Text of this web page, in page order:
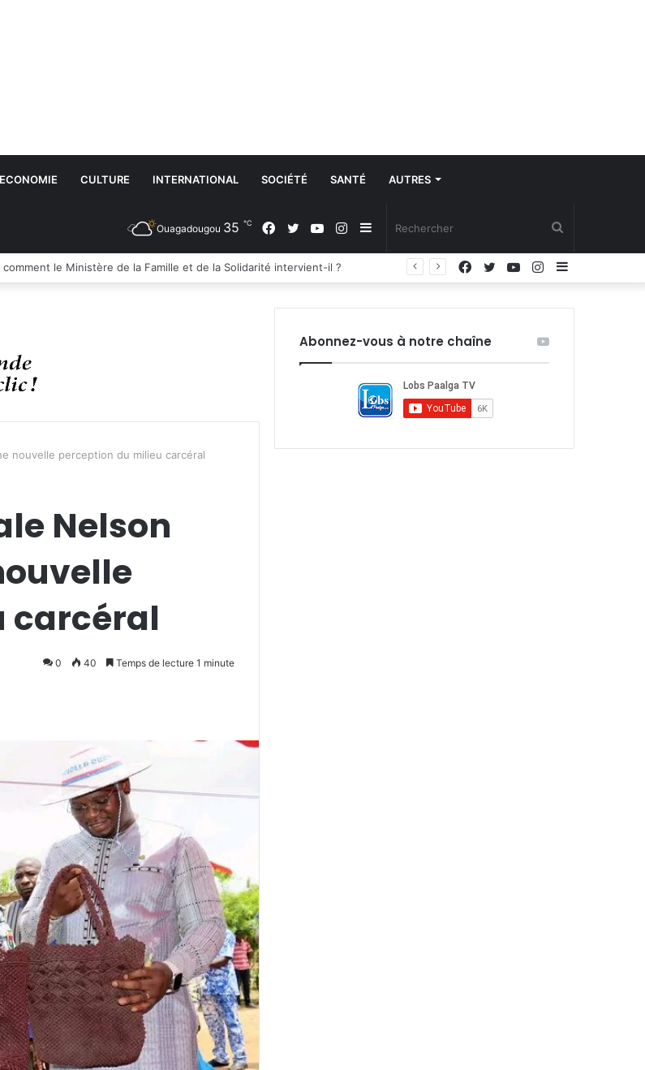
ECONOMIE CULTURE INTERNATIONAL SOCIÉTÉ SANTÉ AUTRES
Sidebar
(barre
Instagram
YouTube
Twitter
Facebook
Ouagadougou 35 ℃
Sidebar
Instagram
YouTube
Twitter
Facebook
nouvelle perception du milieu carcéral
Nelson
carcéral
0 40 Temps de lecture 1 minute
Abonnez-vous à notre chaîne